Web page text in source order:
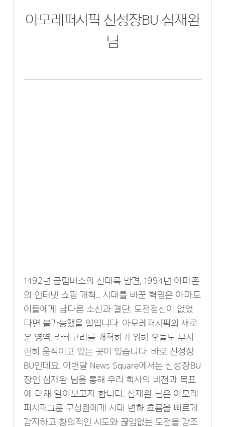
아모레퍼시픽 신성장BU 심재완
님
1492년 콜럼버스의 신대륙 발견, 1994년 아마존
의 인터넷 쇼핑 개척... 시대를 바꾼 혁명은 아마도
이들에게 남다른 소신과 결단, 도전정신이 없었
다면 불가능했을 일입니다. 아모레퍼시픽의 새로
운 영역, 카테고리를 개척하기 위해 오늘도 부지
런히 움직이고 있는 곳이 있습니다. 바로 신성장
BU인데요. 이번달 News Square에서는 신성장BU
장인 심재완 님을 통해 우리 회사의 비전과 목표
에 대해 알아보고자 합니다. 심재완 님은 아모레
퍼시픽그룹 구성원에게 시대 변화 흐름을 빠르게
감지하고 창의적인 시도와 끊임없는 도전을 강조